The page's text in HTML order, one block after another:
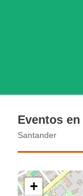
Eventos en
Santander
+